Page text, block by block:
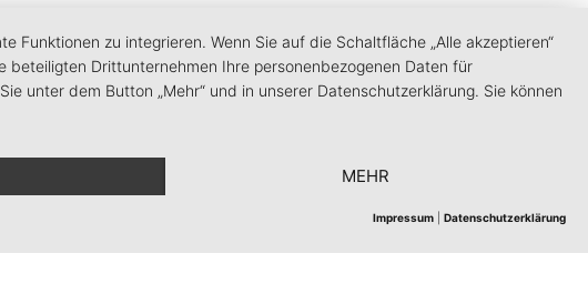
zu integrieren. Wenn Sie auf die Schaltfläche „Alle akzeptieren“
Drittunternehmen Ihre personenbezogenen Daten für
unter dem Button „Mehr“ und in unserer Datenschutzerklärung. Sie können
MEHR
Impressum Datenschutzerklärung